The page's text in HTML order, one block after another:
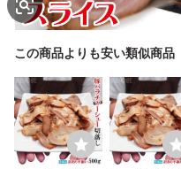
この商品よりも安い類似商品